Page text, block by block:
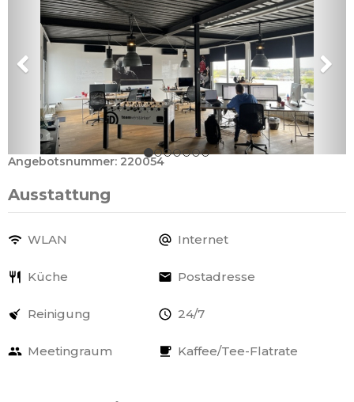
Angebotsnummer: 220054
Ausstattung
WLAN Internet
Küche Postadresse
Reinigung 24/7
Meetingraum Kaffee/Tee-Flatrate